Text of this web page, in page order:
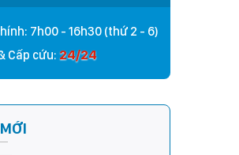
7h00 - 16h30 (thứ 2 - 6)
Cấp cứu: 24/24